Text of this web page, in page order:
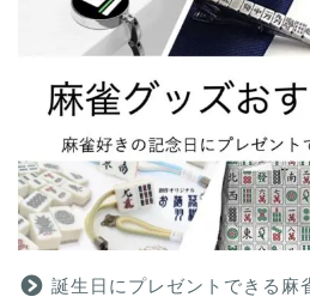
誕生日にプレゼントできる麻